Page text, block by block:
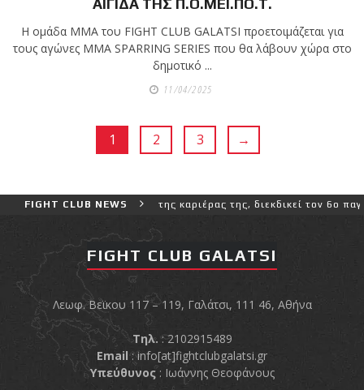
ΑΙΓΙΔΑ ΤΗΣ Π.Ο.ΜΕΙ.ΠΟ.Τ.
Η ομάδα MMA του FIGHT CLUB GALATSI προετοιμάζεται για
τους αγώνες MMA SPARRING SERIES που θα λάβουν χώρα στο
δημοτικό ...
11/04/2025
1 2 3 →
FIGHT CLUB NEWS
δύσκολο αγώνα της καριέρας της, διεκδικεί τον 6ο παγκόσμιο
FIGHT CLUB GALATSI
Λεωφ. Βεϊκου 117 – 119, Γαλάτσι, 111 46, Αθήνα
Τηλ. : 2102915489
Email :info[at]fightclubgalatsi.gr
Υπεύθυνος: Ιωάννης Θεοφάνους